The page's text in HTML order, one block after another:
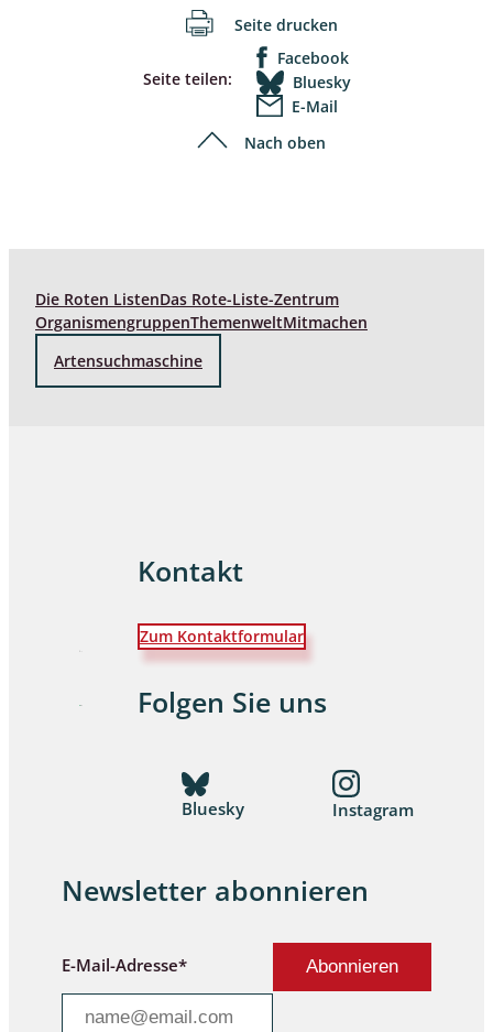
Seite drucken
Seite teilen:
Facebook
Bluesky
E-Mail
Nach oben
Die Roten ListenDas Rote-Liste-Zentrum
OrganismengruppenThemenweltMitmachen
Artensuchmaschine
Kontakt
Zum Kontaktformular
Folgen Sie uns
Bluesky Instagram
Newsletter abonnieren
E-Mail-Adresse*